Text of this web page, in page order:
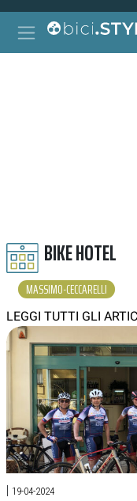
Vai al contenuto
Navigazione principale
Ricerca per:
BIKE HOTEL
MASSIMO-CECCARELLI
LEGGI TUTTI GLI
| 19-04-2024